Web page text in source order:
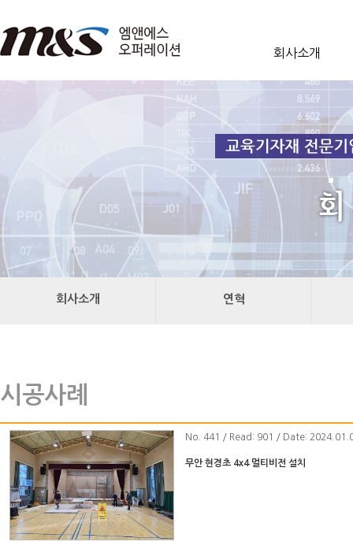
회사소개
회사소개 연혁
시공사례
No . 441 / Read: 901 / Date:
무안 현경초 4x4 멀티비전 설치